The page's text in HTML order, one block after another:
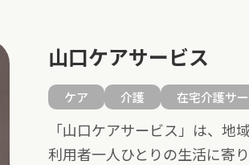
山口ケアサービス
ケア 介護 在宅介護サ
「山口ケアサービス」は、地
利用者一人ひとりの生活に寄